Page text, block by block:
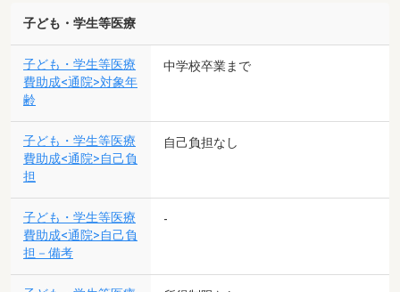
子ども・学生等医療
子ども・学生等医療
費助成<通院>対象年
齢
中学校卒業まで
子ども・学生等医療
費助成<通院>自己負
担
自己負担なし
子ども・学生等医療
費助成<通院>自己負
担－備考
-